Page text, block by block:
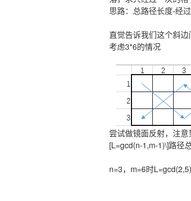
思路：总路径长度-经
直觉告诉我们这个斜边
考虑3*6的情况
尝试做镜面反射，注
[L=gcd(n-1,m-1)\]路径
n=3，m=6时